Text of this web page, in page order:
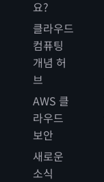
요?
클라우드
컴퓨팅
개념 허
브
AWS 클
라우드
보안
새로운
소식